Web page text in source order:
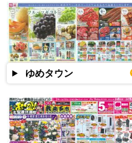
ゆめタウン